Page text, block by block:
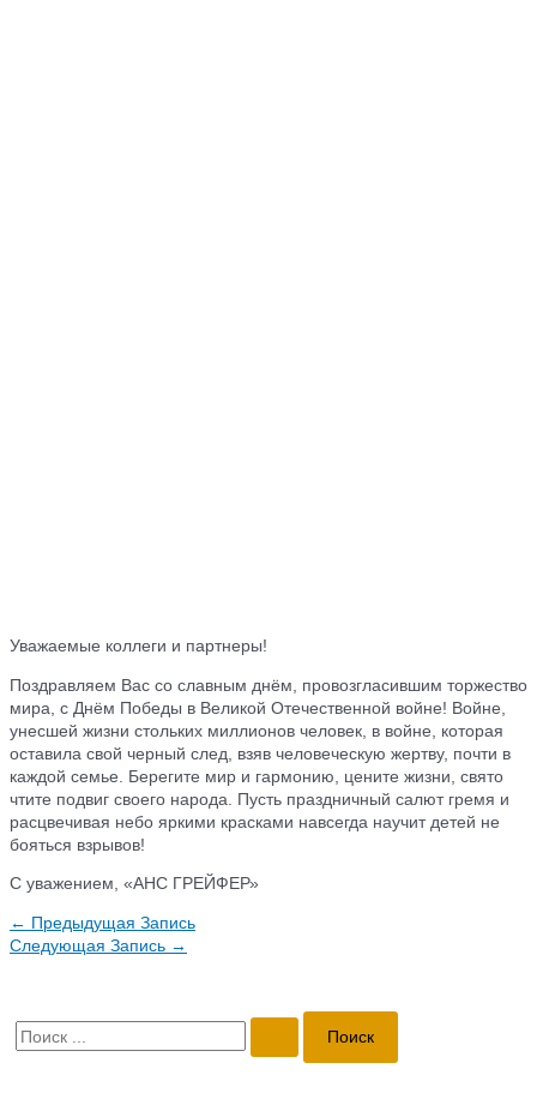
П
Уважаемые коллеги и партнеры!
Поздравляем Вас со славным днём, провозгласившим торжество
мира, с Днём Победы в Великой Отечественной войне! Войне,
унесшей жизни стольких миллионов человек, в войне, которая
оставила свой черный след, взяв человеческую жертву, почти в
каждой семье. Берегите мир и гармонию, цените жизни, свято
чтите подвиг своего народа. Пусть праздничный салют гремя и
расцвечивая небо яркими красками навсегда научит детей не
бояться взрывов!
С уважением, «АНС ГРЕЙФЕР»
Навигация
по
← Предыдущая Запись
Следующая Запись →